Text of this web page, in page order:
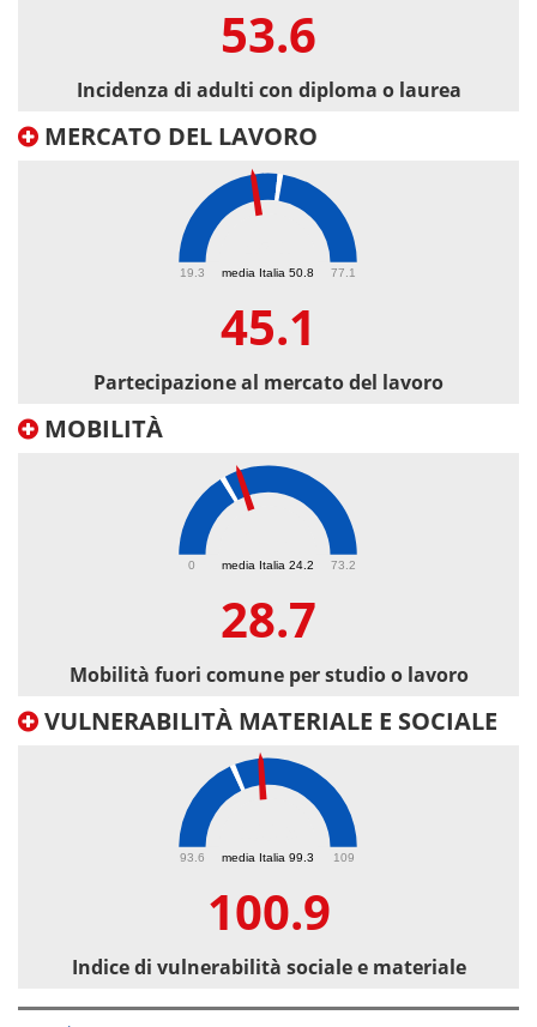
53.6
Incidenza di adulti con diploma o laurea
MERCATO DEL LAVORO
media Italia 50.8
19.3 77.1
45.1
Partecipazione al mercato del lavoro
MOBILITÀ
media Italia 24.2
0 73.2
28.7
Mobilità fuori comune per studio o lavoro
VULNERABILITÀ MATERIALE E SOCIALE
media Italia 99.3
93.6 109
100.9
Indice di vulnerabilità sociale e materiale